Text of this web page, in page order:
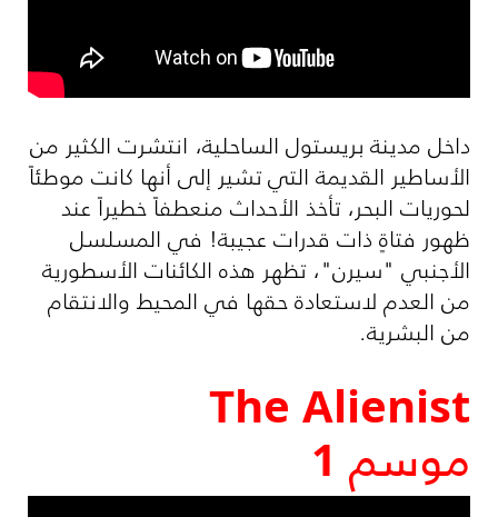
​داخل مدينة بريستول الساحلية، انتشرت الكثير من
الأساطير القديمة التي تشير إلى أنها كانت موطئاً
لحوريات البحر، تأخذ الأحداث منعطفاً خطيراً عند
ظهور فتاةٍ ذات قدرات عجيبة! في المسلسل
الأجنبي "سيرن"، تظهر هذه الكائنات الأسطورية
من العدم لاستعادة حقها في المحيط والانتقام
من البشرية.
The Alienist
موسم 1